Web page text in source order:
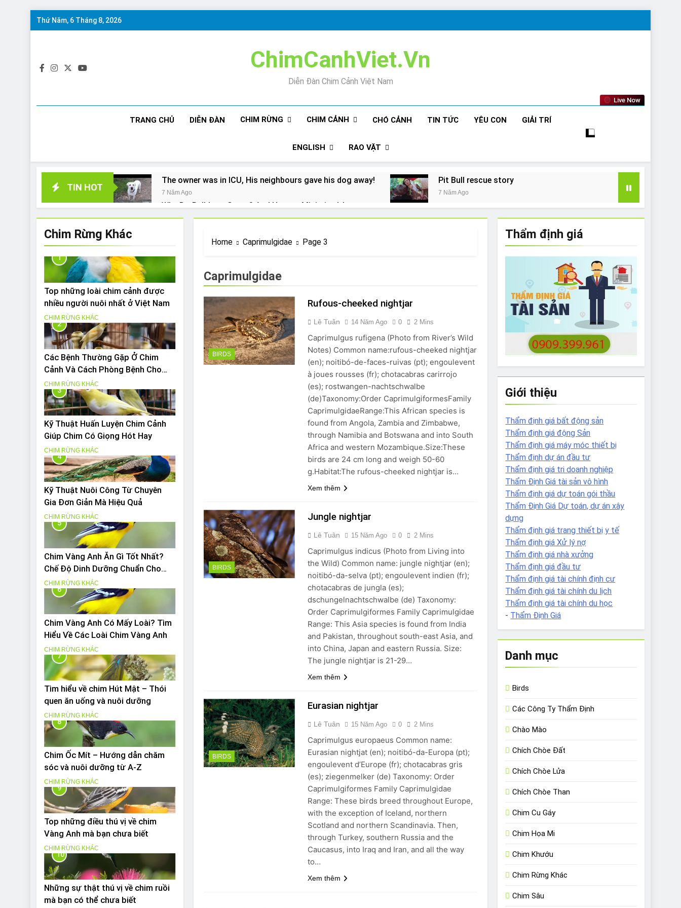
Skip
Thứ Năm, 6 Tháng 8, 2026
ChimCanhViet.Vn
Diễn Đàn Chim Cảnh Việt Nam
Live Now
TRANG CHỦ DIỄN ĐÀN CHIM RỪNG CHIM CẢNH CHÓ CẢNH TIN TỨC YÊU CON GIẢI TRÍ
ENGLISH RAO VẶT
TIN HOT
The owner was in ICU, His neighbours gave his dog away!
7 Năm Ago
Pit Bull rescue story
7 Năm Ago
Why Do Bulldogs Snore? And How to Minimize It!
7 Năm Ago
Do Bulldogs Fart? Yes! And How to Stop It! The Ultimate Guide to What Bulldogs Can (and can’t) Eat
Bulldog Anal Gland Problem and How to Treat It
7 Năm Ago
Can Bulldogs Run Long Distances?
Can Bulldogs Play Fetch? And How to Train Them! How Often Do I Need to Groom My Bulldog
7 Năm Ago
Chim Rừng Khác
1
Top những loài chim cảnh được
nhiều người nuôi nhất ở Việt Nam
CHIM RỪNG KHÁC
2
Các Bệnh Thường Gặp Ở Chim
Cảnh Và Cách Phòng Bệnh Cho
Chim Hiệu Quả
CHIM RỪNG KHÁC
3
Kỹ Thuật Huấn Luyện Chim Cảnh
Giúp Chim Có Giọng Hót Hay
CHIM RỪNG KHÁC
4
Kỹ Thuật Nuôi Công Từ Chuyên
Gia Đơn Giản Mà Hiệu Quả
CHIM RỪNG KHÁC
5
Chim Vàng Anh Ăn Gì Tốt Nhất?
Chế Độ Dinh Dưỡng Chuẩn Cho
Chim Vàng Anh
CHIM RỪNG KHÁC
6
Chim Vàng Anh Có Mấy Loài? Tìm
Hiểu Về Các Loài Chim Vàng Anh
CHIM RỪNG KHÁC
7
Tìm hiểu về chim Hút Mật – Thói
quen ăn uống và nuôi dưỡng
CHIM RỪNG KHÁC
8
Chim Ốc Mít – Hướng dẫn chăm
sóc và nuôi dưỡng từ A-Z
CHIM RỪNG KHÁC
9
Top những điều thú vị về chim
Vàng Anh mà bạn chưa biết
CHIM RỪNG KHÁC
10
Những sự thật thú vị về chim ruồi
mà bạn có thể chưa biết
Home Caprimulgidae Page 3
Caprimulgidae
BIRDS
Rufous-cheeked nightjar
Lê Tuân 14 Năm Ago 0 2 Mins
Caprimulgus rufigena (Photo from River’s Wild
Notes) Common name:rufous-cheeked nightjar
(en); noitibó-de-faces-ruivas (pt); engoulevent
à joues rousses (fr); chotacabras carirrojo
(es); rostwangen-nachtschwalbe
(de)Taxonomy:Order CaprimulgiformesFamily
CaprimulgidaeRange:This African species is
found from Angola, Zambia and Zimbabwe,
through Namibia and Botswana and into South
Africa and western Mozambique.Size:These
birds are 24 cm long and weigh 50-60
g.Habitat:The rufous-cheeked nightjar is…
Xem thêm
BIRDS
Jungle nightjar
Lê Tuân 15 Năm Ago 0 2 Mins
Caprimulgus indicus (Photo from Living into
the Wild) Common name: jungle nightjar (en);
noitibó-da-selva (pt); engoulevent indien (fr);
chotacabras de jungla (es);
dschungelnachtschwalbe (de) Taxonomy:
Order Caprimulgiformes Family Caprimulgidae
Range: This Asia species is found from India
and Pakistan, throughout south-east Asia, and
into China, Japan and eastern Russia. Size:
The jungle nightjar is 21-29…
Xem thêm
BIRDS
Eurasian nightjar
Lê Tuân 15 Năm Ago 0 2 Mins
Caprimulgus europaeus Common name:
Eurasian nightjat (en); noitibó-da-Europa (pt);
engoulevent d’Europe (fr); chotacabras gris
(es); ziegenmelker (de) Taxonomy: Order
Caprimulgiformes Family Caprimulgidae
Range: These birds breed throughout Europe,
with the exception of Iceland, northern
Scotland and northern Scandinavia. Then,
through Turkey, southern Russia and the
Caucasus, into Iraq and Iran, and all the way
to…
Xem thêm
Thẩm định giá
Giới thiệu
Thẩm định giá bất động sản
Thẩm định giá động Sản
Thẩm định giá máy móc thiết bị
Thẩm định dự án đầu tư
Thẩm định giá tri doanh nghiệp
Thẩm Định Giá tài sản vô hình
Thẩm định giá dự toán gói thầu
Thẩm Định Giá Dự toán, dự án xây
dựng
Thẩm định giá trang thiết bị y tế
Thẩm định giá Xử lý nợ
Thẩm định giá nhà xưởng
Thẩm định giá đầu tư
Thẩm định giá tài chính định cư
Thẩm định giá tài chính du lịch
Thẩm định giá tài chính du học
- Thẩm Định Giá
Danh mục
Birds
Các Công Ty Thẩm Định
Chào Mào
Chích Chòe Đất
Chích Chòe Lửa
Chích Chòe Than
Chim Cu Gáy
Chim Họa Mi
Chim Khướu
Chim Rừng Khác
Chim Sâu